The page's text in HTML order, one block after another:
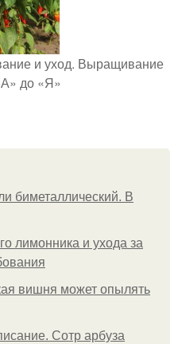
и уход. Выращивание
до «Я»
биметаллический. В
лимонника и ухода за
вишня может опылять
Сотр арбуза